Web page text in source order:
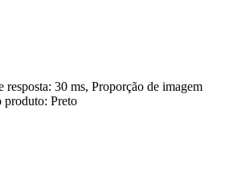
30 ms, Proporção de imagem
Preto